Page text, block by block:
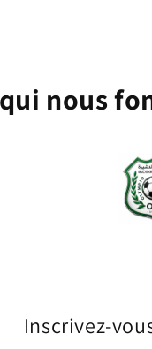
nous
Inscrivez-